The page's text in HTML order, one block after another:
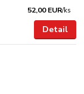
52,00 EUR/ks
Detail